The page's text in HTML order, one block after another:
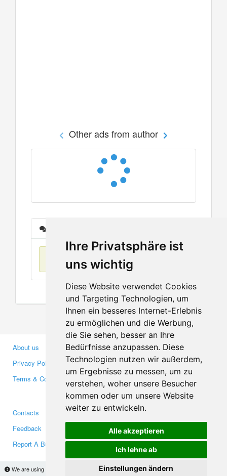
Ihre Privatsphäre ist
uns wichtig
Diese Website verwendet Cookies
und Targeting Technologien, um
Ihnen ein besseres Internet-Erlebnis
zu ermöglichen und die Werbung,
die Sie sehen, besser an Ihre
Bedürfnisse anzupassen. Diese
Technologien nutzen wir außerdem,
um Ergebnisse zu messen, um zu
verstehen, woher unsere Besucher
kommen oder um unsere Website
weiter zu entwickeln.
Alle akzeptieren
Ich lehne ab
Einstellungen ändern
We are using cookies to provide statistics that help us give you the best experience of
Other ads from author
No items found
About us
Privacy Policy
Terms & Conditions
Business Partners
Investors
Media
Contacts
Feedback
Report A Bug
Facebook
Twitter
YouTube
Google+